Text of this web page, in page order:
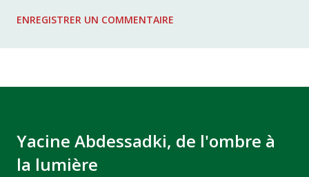
KHEMISET Mardi 06/12/2011 15H00 WAF - OCS au
ENREGISTRER UN COMMENTAIRE
Yacine Abdessadki, de l'ombre à
la lumière